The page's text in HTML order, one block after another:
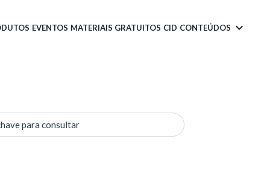
EVENTOS MATERIAIS GRATUITOS CID CONTEÚDOS
para consultar